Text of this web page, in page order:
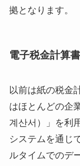
拠となります。
電子税金計算
以前は紙の税金
はほとんどの企
계산서）」を利
システムを通じ
ルタイムでのデ